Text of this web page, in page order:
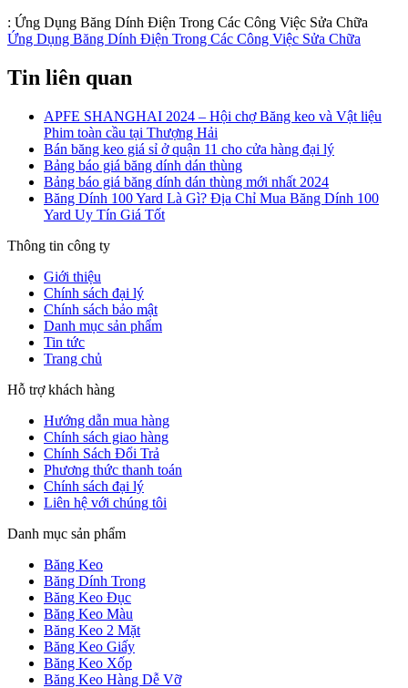
: Ứng Dụng Băng Dính Điện Trong Các Công Việc Sửa Chữa
Ứng Dụng Băng Dính Điện Trong Các Công Việc Sửa Chữa
Tin liên quan
APFE SHANGHAI 2024 – Hội chợ Băng keo và Vật liệu
Phim toàn cầu tại Thượng Hải
Bán băng keo giá sỉ ở quận 11 cho cửa hàng đại lý
Bảng báo giá băng dính dán thùng
Bảng báo giá băng dính dán thùng mới nhất 2024
Băng Dính 100 Yard Là Gì? Địa Chỉ Mua Băng Dính 100
Yard Uy Tín Giá Tốt
Thông tin công ty
Giới thiệu
Chính sách đại lý
Chính sách bảo mật
Danh mục sản phẩm
Tin tức
Trang chủ
Hỗ trợ khách hàng
Hướng dẫn mua hàng
Chính sách giao hàng
Chính Sách Đổi Trả
Phương thức thanh toán
Chính sách đại lý
Liên hệ với chúng tôi
Danh mục sản phẩm
Băng Keo
Băng Dính Trong
Băng Keo Đục
Băng Keo Màu
Băng Keo 2 Mặt
Băng Keo Giấy
Băng Keo Xốp
Băng Keo Hàng Dễ Vỡ